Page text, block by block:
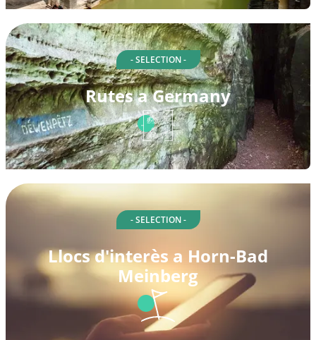
- SELECTION -
Rutes a Germany
- SELECTION -
Llocs d'interès a Horn-Bad
Meinberg